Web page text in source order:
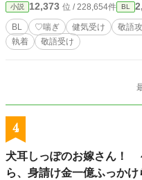
小説 12,373 位 / 228,654件 BL
BL ♡喘ぎ 健気受け 敬語
執着
敬語受け
4
犬耳しっぽのお嫁さん！
ら、身請け金一億ふっかけ